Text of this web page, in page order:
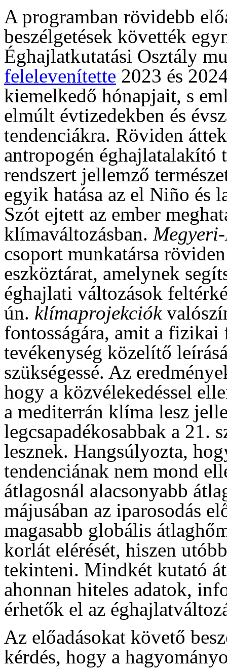
A programban rövidebb
beszélgetések követték
Éghajlatkutatási Osztály
felelevenítette 2023 és
kiemelkedő hónapjait, s
elmúlt évtizedekben és
tendenciákra. Röviden
antropogén éghajlatalakító
rendszert jellemző
egyik hatása az el Niño és
Szót ejtett az ember
klímaváltozásban.
csoport munkatársa
eszköztárat, amelynek
éghajlati változások
ún. klímaprojekciók
fontosságára, amit a fizikai
tevékenység közelítő
szükségessé. Az
hogy a közvélekedéssel
a mediterrán klíma lesz
legcsapadékosabbak a 21.
lesznek. Hangsúlyozta,
tendenciának nem mond
átlagosnál alacsonyabb
májusában az iparosodás
magasabb globális
korlát elérését, hiszen
tekinteni. Mindkét kutató
ahonnan hiteles adatok,
érhetők el az
Az előadásokat követő
kérdés, hogy a